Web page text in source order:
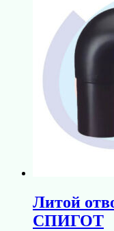
Литой
СПИГОТ